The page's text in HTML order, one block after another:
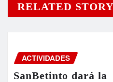
RELATED STORY
ACTIVIDADES
SanBetinto dará la